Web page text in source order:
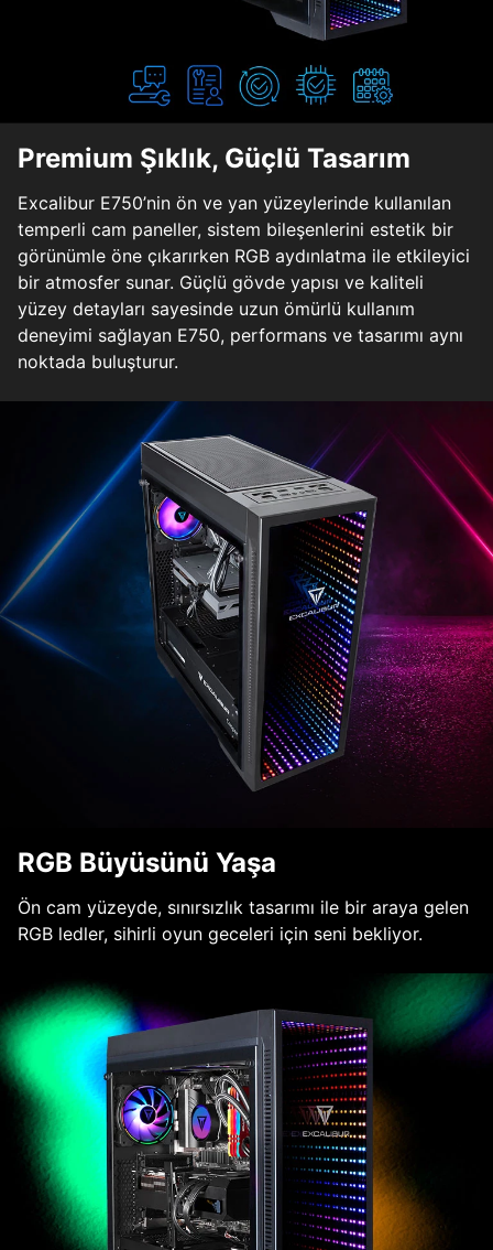
Premium Şıklık, Güçlü Tasarım
Excalibur E750’nin ön ve yan yüzeylerinde kullanılan
temperli cam paneller, sistem bileşenlerini estetik bir
görünümle öne çıkarırken RGB aydınlatma ile etkileyici
bir atmosfer sunar. Güçlü gövde yapısı ve kaliteli
yüzey detayları sayesinde uzun ömürlü kullanım
deneyimi sağlayan E750, performans ve tasarımı aynı
noktada buluşturur.
RGB Büyüsünü Yaşa
Ön cam yüzeyde, sınırsızlık tasarımı ile bir araya gelen
RGB ledler, sihirli oyun geceleri için seni bekliyor.